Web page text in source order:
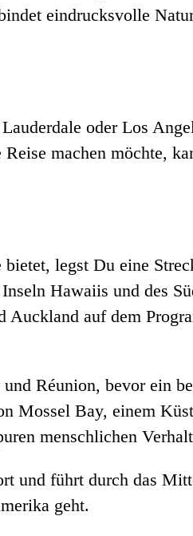
eindrucksvolle
oder Los
machen möchte,
legst Du eine
Hawaiis und des
auf dem
Réunion, bevor ein
Mossel Bay, einem
menschlichen
und führt durch das
geht.